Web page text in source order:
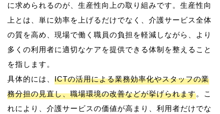
に求められるのが、生産性向上の取り組みです。生産性向
上とは、単に効率を上げるだけでなく、介護サービス全体
の質を高め、現場で働く職員の負担を軽減しながら、より
多くの利用者に適切なケアを提供できる体制を整えること
を指します。
具体的には、 ICTの活用による業務効率化やスタッフの業
務分担の見直し、職場環境の改善などが挙げられます。こ
れにより、介護サービスの価値が高まり、利用者だけでな